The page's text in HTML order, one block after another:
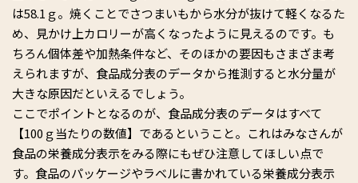
は58.1ｇ。焼くことでさつまいもから水分が抜けて軽くなるた
め、見かけ上カロリーが高くなったように見えるのです。も
ちろん個体差や加熱条件など、そのほかの要因もさまざま考
えられますが、食品成分表のデータから推測すると水分量が
大きな原因だといえるでしょう。
ここでポイントとなるのが、食品成分表のデータはすべて
【100ｇ当たりの数値】であるということ。これはみなさんが
食品の栄養成分表示をみる際にもぜひ注意してほしい点で
す。食品のパッケージやラベルに書かれている栄養成分表示